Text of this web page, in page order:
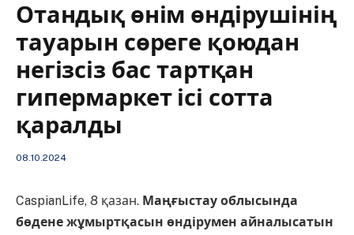
Отандық өнім өндірушінің
тауарын сөреге қоюдан
негізсіз бас тартқан
гипермаркет ісі сотта
қаралды
08.10.2024
CaspianLife, 8 қазан. Маңғыстау облысында
бөдене жұмыртқасын өндірумен айналысатын